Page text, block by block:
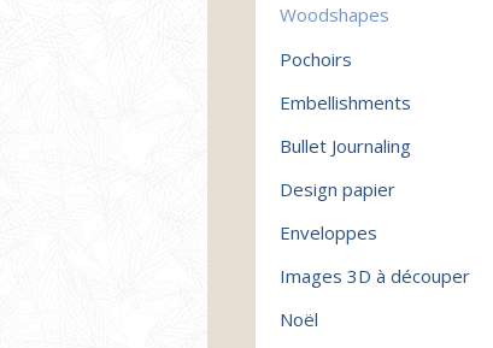
Woodshapes
Pochoirs
Embellishments
Bullet Journaling
Design papier
Enveloppes
Images 3D à découper
Noël